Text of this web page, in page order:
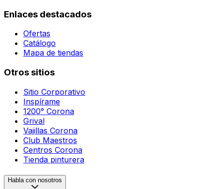
Enlaces destacados
Ofertas
Catálogo
Mapa de tiendas
Otros sitios
Sitio Corporativo
Inspírame
1200° Corona
Grival
Vajillas Corona
Club Maestros
Centros Corona
Tienda pinturera
Habla con nosotros